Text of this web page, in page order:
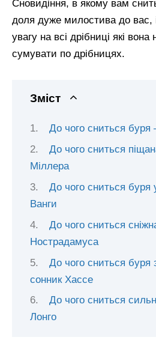
Сновидіння, в якому вам
доля дуже милостива до вас,
увагу на всі дрібниці які
сумувати по дрібницях.
Зміст
До чого сниться буря
До чого сниться
Міллера
До чого сниться буря
Ванги
До чого сниться
Нострадамуса
До чого сниться буря
сонник Хассе
До чого сниться
Лонго